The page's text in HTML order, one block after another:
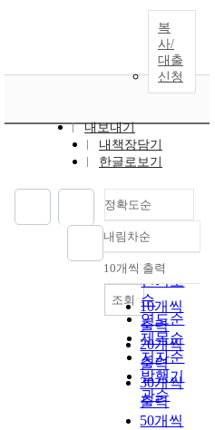
복
사/
대출
신청
내보내기
내책장담기
한글로보기
정확도순
정확도
순
인기도
순
연도순
제목순
저자순
발행기
관순
내림차순
내림차순
10개씩 출력
10개씩
출력
20개씩
출력
30개씩
출력
50개씩
조회